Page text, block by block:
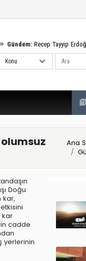
Gündem: Recep Tayyip
Ara
Ana
Doğu
kar,
kar
cadde
yerlerinin